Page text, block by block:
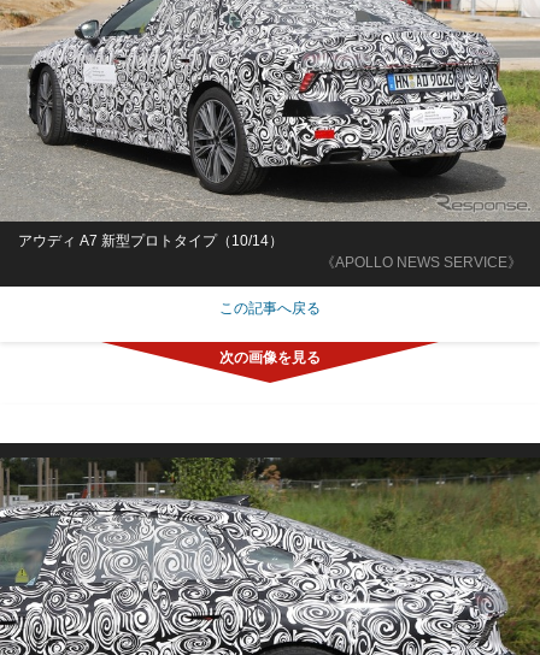
《APOLLO NEWS SERVICE》
アウディ A7 新型プロトタイプ（10/14）
この記事へ戻る